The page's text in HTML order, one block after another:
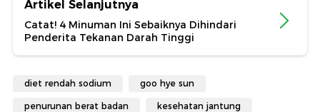
Artikel Selanjutnya
Catat! 4 Minuman Ini Sebaiknya Dihindari
Penderita Tekanan Darah Tinggi
diet rendah sodium goo hye sun
penurunan berat badan kesehatan jantung